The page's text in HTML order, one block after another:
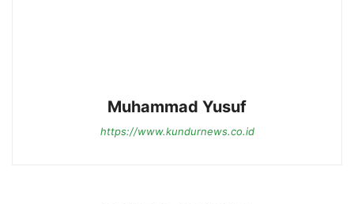
Muhammad Yusuf
https://www.kundurnews.co.id